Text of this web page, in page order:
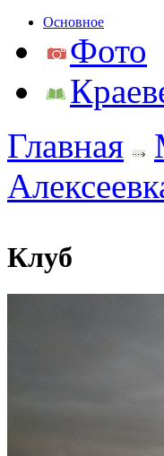
Основное
Фото
Главная
Клуб